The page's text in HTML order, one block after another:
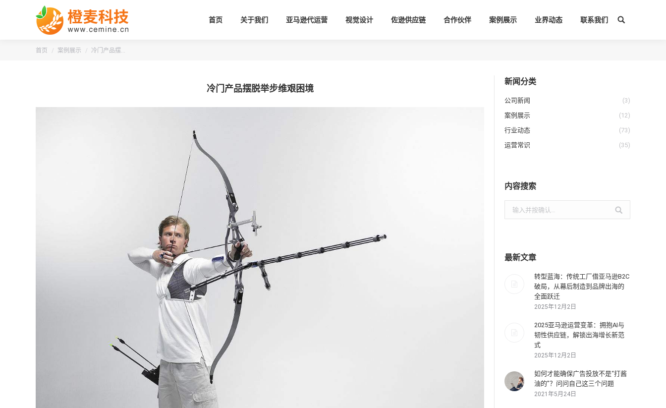
首页 关于我们 亚马逊代运营 视觉设计 佐逊供应链 合作伙伴 案例展示 业界动态 联系我们
搜
您的位置：
首页 案例展示 冷门产品摆…
冷门产品摆脱举步维艰困境
新闻分类
公司新闻
(3)
案例展示
(12)
行业动态
(73)
运营常识
(35)
内容搜索
索：
最新文章
转型蓝海：传统工厂借亚马逊B2C
破局，从幕后制造到品牌出海的
全面跃迁
2025年12月2日
2025亚马逊运营变革：拥抱AI与
韧性供应链，解锁出海增长新范
式
2025年12月2日
如何才能确保广告投放不是“打酱
油的”？问问自己这三个问题
2021年5月24日